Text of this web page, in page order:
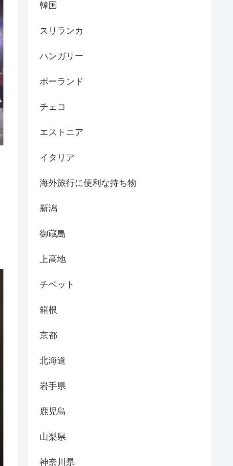
韓国
スリランカ
ハンガリー
ポーランド
チェコ
エストニア
イタリア
海外旅行に便利な持ち物
新潟
御蔵島
上高地
チベット
箱根
京都
北海道
岩手県
鹿児島
山梨県
神奈川県